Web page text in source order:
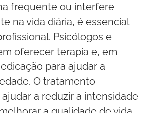
frequente ou interfere
na vida diária, é essencial
Psicólogos e
oferecer terapia e, em
para ajudar a
O tratamento
a reduzir a intensidade